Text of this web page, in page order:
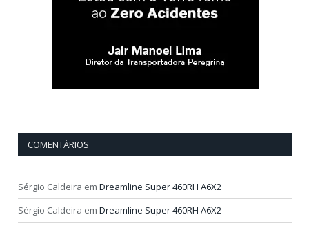
COMENTÁRIOS
Sérgio Caldeira em Dreamline Super 460RH A6X2
Sérgio Caldeira em Dreamline Super 460RH A6X2